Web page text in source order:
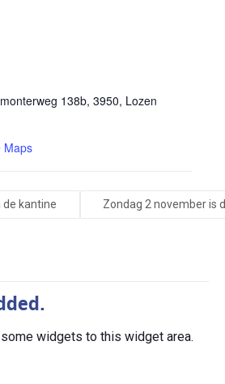
138b, 3950, Lozen
Maps
de kantine Zondag 2 november is
widgets to this widget area.